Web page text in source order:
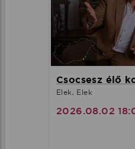
Csocsesz élő
Elek, Elek
2026.08.02